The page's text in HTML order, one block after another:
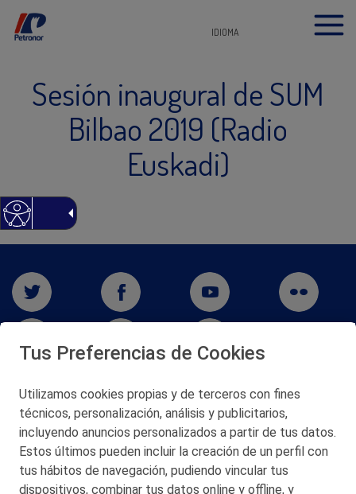
IDIOMA
Sesión inaugural de SUM
Bilbao 2019 (Radio
Euskadi)
San Martín 5-Edificio Muñatones,
48550 Muskiz (Bizkaia)
Telf. 946 357 000
© 2026 Petronor S.A.
Tus Preferencias de Cookies
Utilizamos cookies propias y de terceros con fines
técnicos, personalización, análisis y publicitarios,
incluyendo anuncios personalizados a partir de tus datos.
Estos últimos pueden incluir la creación de un perfil con
tus hábitos de navegación, pudiendo vincular tus
dispositivos, combinar tus datos online y offline, y